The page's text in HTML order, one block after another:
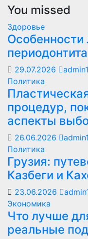
You missed
Здоровье
Особенности
29.07.2026
admin1
Политика
процедур,
аспекты
26.06.2026
admin1
Политика
Грузия:
Казбеги и
23.06.2026
Экономика
Что лучше
реальные